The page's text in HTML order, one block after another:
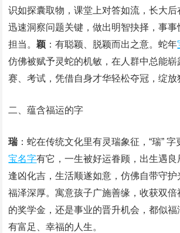
识如探囊取物，课堂上对答如流，长大
迅速洞察问题关键，做出明智抉择，事
担当。颖 ：有聪颖、脱颖而出之意。蛇年
仿佛被赋予灵蛇的机敏，在人群中总能
赛、考试，凭借自身才华轻松夺冠，绽放
二、蕴含福运的字
瑞：蛇在传统文化里有灵瑞象征，“瑞”
宝名字有它，一生被好运眷顾，出生遇良
逢凶化吉，生活顺遂如意，仿佛自带守护
福泽深厚。寓意孩子广施善缘，收获双
的奖学金，还是事业的晋升机会，都似福
有富足、幸福的人生。